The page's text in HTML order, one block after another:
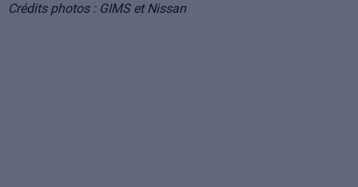
Crédits photos : GIMS et Nissan